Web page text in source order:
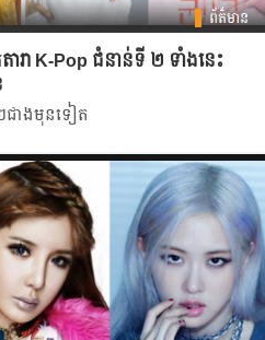
ព័ត៌មាន
រា K-Pop ជំនាន់ទី ២ ទាំងនេះ
ជាងមុនទៀត